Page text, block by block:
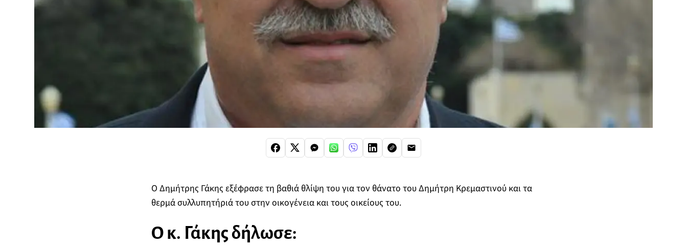
Ο Δημήτρης Γάκης εξέφρασε τη βαθιά θλίψη του για τον θάνατο του Δημήτρη Κρεμαστινού και τα
θερμά συλλυπητήριά του στην οικογένεια και τους οικείους του.
Ο κ. Γάκης δήλωσε: